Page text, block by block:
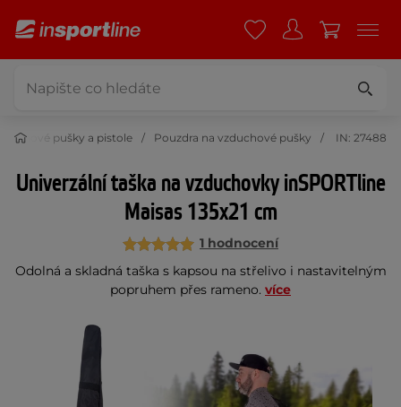
pušky a pistole Pouzdra na vzduchové pušky IN: 27488
Univerzální taška na vzduchovky inSPORTline
Maisas 135x21 cm
1 hodnocení
Odolná a skladná taška s kapsou na střelivo i nastavitelným
popruhem přes rameno. více